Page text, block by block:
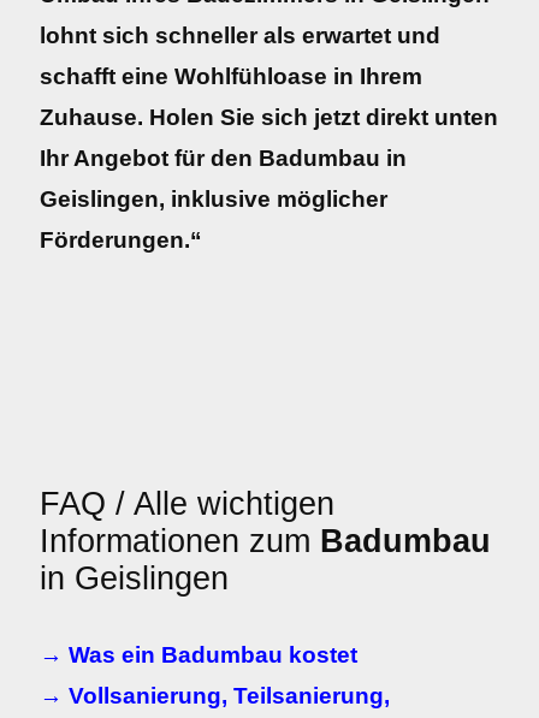
lohnt sich schneller als erwartet und
schafft eine Wohlfühloase in Ihrem
Zuhause. Holen Sie sich jetzt direkt unten
Ihr Angebot für den Badumbau in
Geislingen, inklusive möglicher
Förderungen.“
FAQ / Alle wichtigen
Informationen zum Badumbau
in Geislingen
→ Was ein Badumbau kostet
→ Vollsanierung, Teilsanierung,